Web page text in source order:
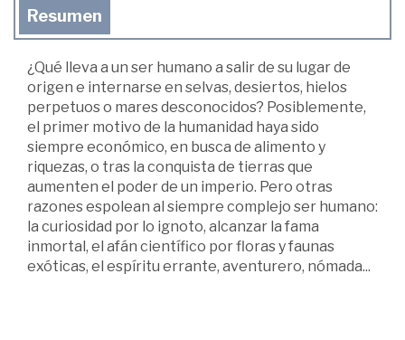
Resumen
¿Qué lleva a un ser humano a salir de su lugar de
origen e internarse en selvas, desiertos, hielos
perpetuos o mares desconocidos? Posiblemente,
el primer motivo de la humanidad haya sido
siempre económico, en busca de alimento y
riquezas, o tras la conquista de tierras que
aumenten el poder de un imperio. Pero otras
razones espolean al siempre complejo ser humano:
la curiosidad por lo ignoto, alcanzar la fama
inmortal, el afán científico por floras y faunas
exóticas, el espíritu errante, aventurero, nómada...